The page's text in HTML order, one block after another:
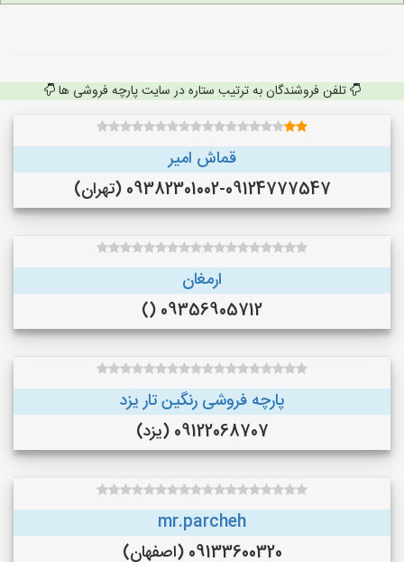
تلفن فروشندگان به ترتیب ستاره در سایت پارچه فروشی ها
قماش امیر
09382301002-09124777547 (تهران)
ارمغان
09356905712 ()
پارچه فروشی رنگین تار یزد
09122068707 (یزد)
mr.parcheh
09133600320 (اصفهان)